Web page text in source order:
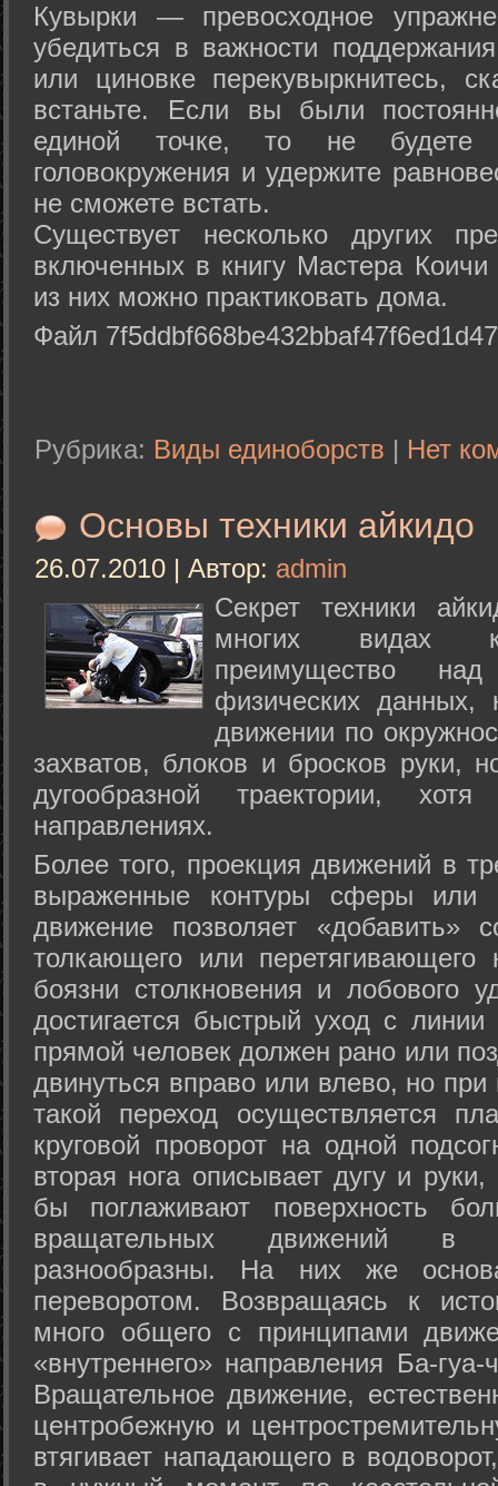
Кувырки — превосходное
убедиться в важности
или циновке перекувыркнитесь,
встаньте. Если вы были
единой точке, то не будете
головокружения и удержите
не сможете встать.
Существует несколько других
включенных в книгу Мастера
из них можно практиковать дома.
Файл
Рубрика: Виды единоборств | Нет
Основы техники айкидо
26.07.2010 | Автор: admin
Секрет техники
многих видах
преимущество
физических данных,
движении по
захватов, блоков и бросков руки,
дугообразной траектории,
направлениях.
Более того, проекция движений в
выраженные контуры сферы или
движение позволяет «добавить»
толкающего или перетягивающего
боязни столкновения и лобового
достигается быстрый уход с
прямой человек должен рано или
двинуться вправо или влево, но
такой переход осуществляется
круговой проворот на одной
вторая нога описывает дугу и
бы поглаживают поверхность
вращательных движений в
разнообразны. На них же
переворотом. Возвращаясь к
много общего с принципами
«внутреннего» направления Ба-
Вращательное движение,
центробежную и
втягивает нападающего в